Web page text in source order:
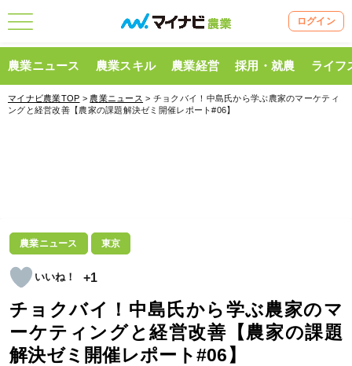
ログイン
農業ニュース 農業スキル 農業経営 採用・就農 ライフ
マイナビ農業TOP > 農業ニュース > チョクバイ！中島氏から学ぶ農家のマーケティ
ングと経営改善【農家の課題解決ゼミ開催レポート#06】
農業ニュース 東京
+1
チョクバイ！中島氏から学ぶ農家のマ
ーケティングと経営改善【農家の課題
解決ゼミ開催レポート#06】